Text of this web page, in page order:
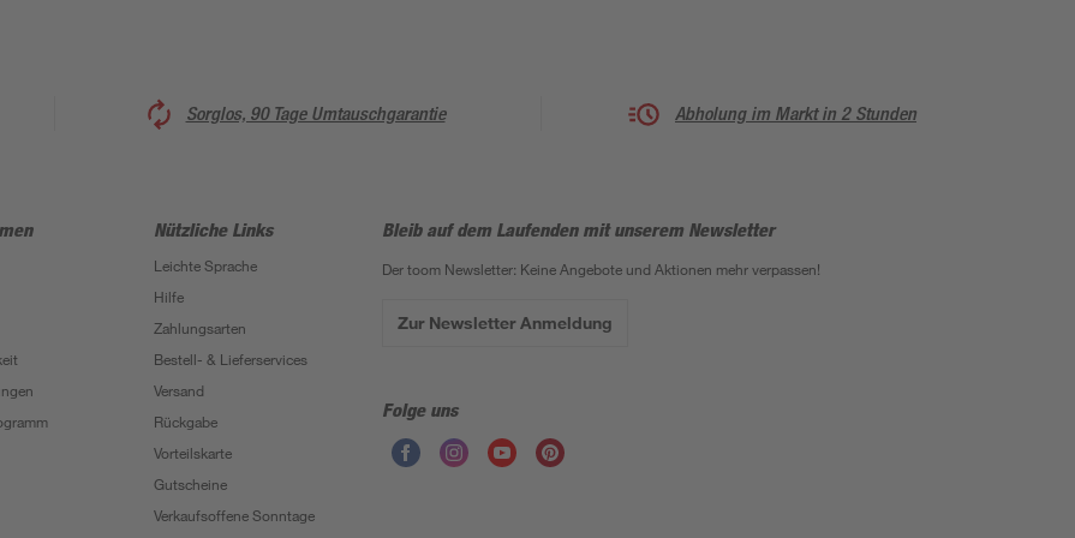
Sorglos, 90 Tage Umtauschgarantie Abholung im Markt in 2 Stunden
Nützliche Links
Leichte Sprache
Hilfe
Zahlungsarten
Bestell- & Lieferservices
Versand
Rückgabe
Vorteilskarte
Gutscheine
Verkaufsoffene Sonntage
Bleib auf dem Laufenden mit unserem Newsletter
Der toom Newsletter: Keine Angebote und Aktionen mehr verpassen!
Zur Newsletter Anmeldung
Folge uns